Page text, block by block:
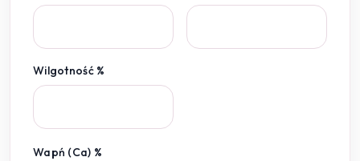
Wilgotność %
Wapń (Ca) %